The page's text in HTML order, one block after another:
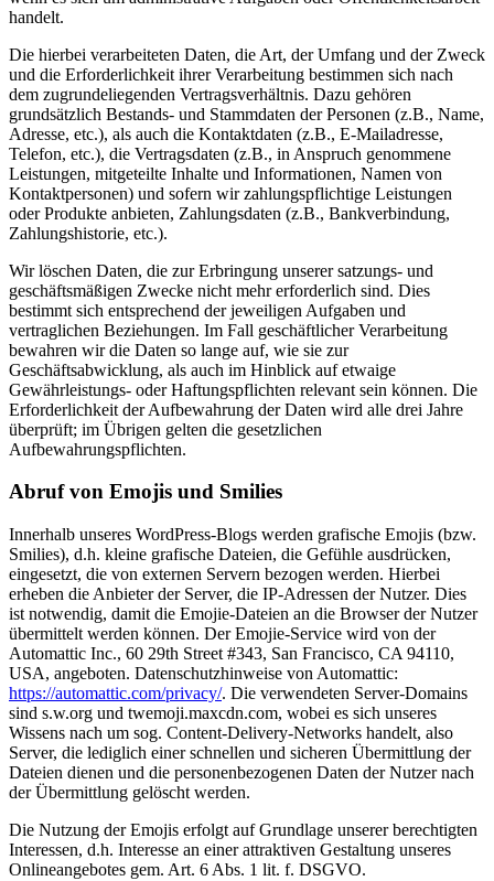
handelt.
Die hierbei verarbeiteten Daten, die Art, der Umfang und der Zweck
und die Erforderlichkeit ihrer Verarbeitung bestimmen sich nach
dem zugrundeliegenden Vertragsverhältnis. Dazu gehören
grundsätzlich Bestands- und Stammdaten der Personen (z.B., Name,
Adresse, etc.), als auch die Kontaktdaten (z.B., E-Mailadresse,
Telefon, etc.), die Vertragsdaten (z.B., in Anspruch genommene
Leistungen, mitgeteilte Inhalte und Informationen, Namen von
Kontaktpersonen) und sofern wir zahlungspflichtige Leistungen
oder Produkte anbieten, Zahlungsdaten (z.B., Bankverbindung,
Zahlungshistorie, etc.).
Wir löschen Daten, die zur Erbringung unserer satzungs- und
geschäftsmäßigen Zwecke nicht mehr erforderlich sind. Dies
bestimmt sich entsprechend der jeweiligen Aufgaben und
vertraglichen Beziehungen. Im Fall geschäftlicher Verarbeitung
bewahren wir die Daten so lange auf, wie sie zur
Geschäftsabwicklung, als auch im Hinblick auf etwaige
Gewährleistungs- oder Haftungspflichten relevant sein können. Die
Erforderlichkeit der Aufbewahrung der Daten wird alle drei Jahre
überprüft; im Übrigen gelten die gesetzlichen
Aufbewahrungspflichten.
Abruf von Emojis und Smilies
Innerhalb unseres WordPress-Blogs werden grafische Emojis (bzw.
Smilies), d.h. kleine grafische Dateien, die Gefühle ausdrücken,
eingesetzt, die von externen Servern bezogen werden. Hierbei
erheben die Anbieter der Server, die IP-Adressen der Nutzer. Dies
ist notwendig, damit die Emojie-Dateien an die Browser der Nutzer
übermittelt werden können. Der Emojie-Service wird von der
Automattic Inc., 60 29th Street #343, San Francisco, CA 94110,
USA, angeboten. Datenschutzhinweise von Automattic:
https://automattic.com/privacy/. Die verwendeten Server-Domains
sind s.w.org und twemoji.maxcdn.com, wobei es sich unseres
Wissens nach um sog. Content-Delivery-Networks handelt, also
Server, die lediglich einer schnellen und sicheren Übermittlung der
Dateien dienen und die personenbezogenen Daten der Nutzer nach
der Übermittlung gelöscht werden.
Die Nutzung der Emojis erfolgt auf Grundlage unserer berechtigten
Interessen, d.h. Interesse an einer attraktiven Gestaltung unseres
Onlineangebotes gem. Art. 6 Abs. 1 lit. f. DSGVO.